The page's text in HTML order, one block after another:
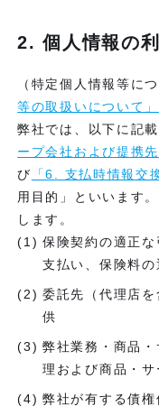
2. 個人情報の
（特定個人情報等に
等の取扱いについて」
弊社では、以下に記
ープ会社および提携
び
「6. 支払時情報交
用目的」といいます
します。
保険契約の適正
支払い、保険料
委託先（代理店
供
弊社業務・商品
理および商品・
弊社が有する債